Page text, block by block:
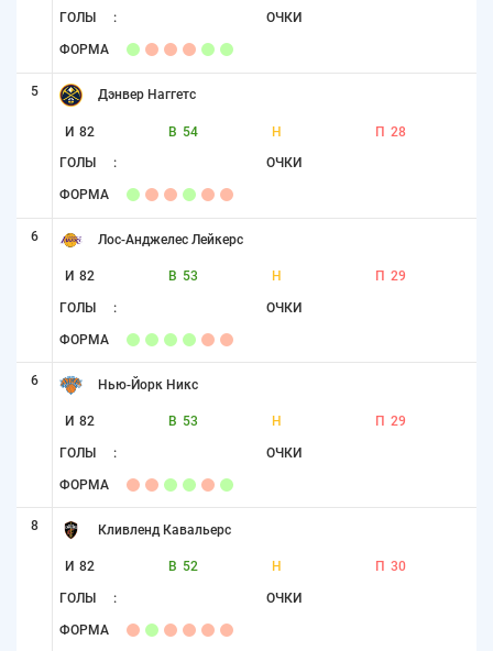
ГОЛЫ : ОЧКИ
ФОРМА
5 Дэнвер Наггетс
И 82 В 54 Н П 28
ГОЛЫ : ОЧКИ
ФОРМА
6 Лос-Анджелес Лейкерс
И 82 В 53 Н П 29
ГОЛЫ : ОЧКИ
ФОРМА
6 Нью-Йорк Никс
И 82 В 53 Н П 29
ГОЛЫ : ОЧКИ
ФОРМА
8 Кливленд Кавальерс
И 82 В 52 Н П 30
ГОЛЫ : ОЧКИ
ФОРМА